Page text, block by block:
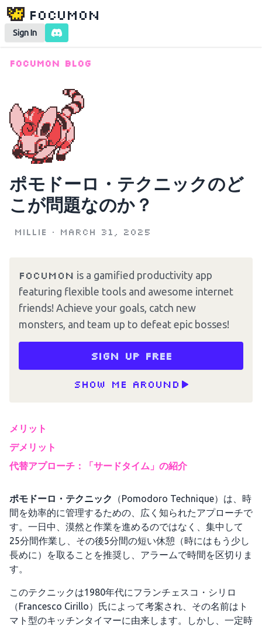
Focumon
Sign In
Focumon Blog
ポモドーロ・テクニックのど
こが問題なのか？
Millie • March 31, 2025
Focumon is a gamified productivity app
featuring flexible tools and awesome internet
friends! Achieve your goals, catch new
monsters, and team up to defeat epic bosses!
Sign up free
Show me around
メリット
デメリット
代替アプローチ：「サードタイム」の紹介
ポモドーロ・テクニック
（Pomodoro Technique）は、時
間を効率的に管理するための、広く知られたアプローチで
す。一日中、漠然と作業を進めるのではなく、集中して
25分間作業し、その後5分間の短い休憩（時にはもう少し
長めに）を取ることを推奨し、アラームで時間を区切りま
す。
このテクニックは1980年代にフランチェスコ・シリロ
（Francesco Cirillo）氏によって考案され、その名前はト
マト型のキッチンタイマーに由来します。しかし、一定時